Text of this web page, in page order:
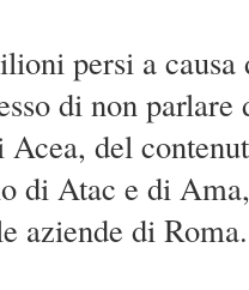
persi a causa
di non
del
di Atac e di
aziende di Roma.